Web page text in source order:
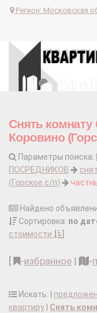
Регион: Московская
Снять комнату
Коровино
Параметры поиска:
ПОСРЕДНИКОВ
(Горское с/п)
Найдено
Сортировка: по
стоимости
-избранное | -
Искать: |
квартиру
Снять